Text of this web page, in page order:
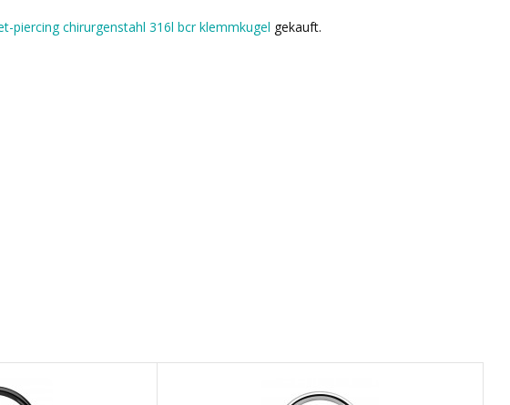
piercing chirurgenstahl 316l bcr klemmkugel gekauft.